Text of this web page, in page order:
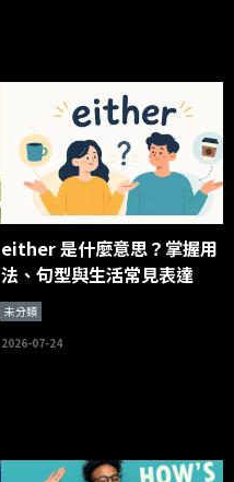
either 是什麼意思？掌握用
法、句型與生活常見表達
未分類
2026-07-24